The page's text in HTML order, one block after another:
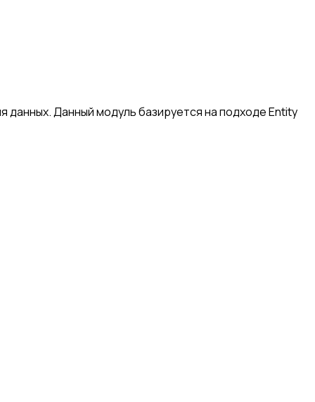
данных. Данный модуль базируется на подходе Entity